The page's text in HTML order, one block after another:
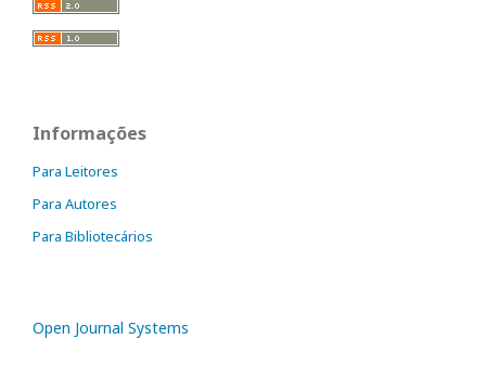
Informações
Para Leitores
Para Autores
Para Bibliotecários
Open Journal Systems